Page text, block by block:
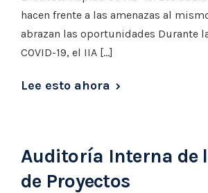
hacen frente a las amenazas al
abrazan las oportunidades Durante
COVID-19, el IIA […]
Lee esto ahora
Auditoría Interna de
de Proyectos